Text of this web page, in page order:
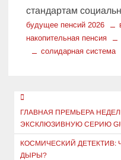
стандартам
будущее пенсий 2026
накопительная пенсия
солидарная система
Навигация
по
записям
ГЛАВНАЯ ПРЕМЬЕРА
ЭКСКЛЮЗИВНУЮ СЕРИЮ
КОСМИЧЕСКИЙ ДЕТЕКТИВ:
ДЫРЫ?